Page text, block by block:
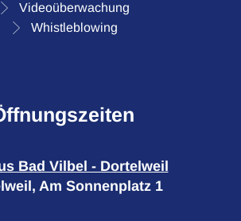
Videoüberwachung
Whistleblowing
Bad Vilbel - Dortelweil
Am Sonnenplatz 1